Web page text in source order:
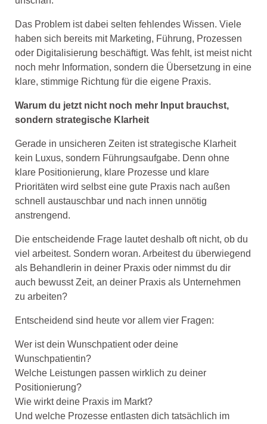
Das Problem ist dabei selten fehlendes Wissen. Viele
haben sich bereits mit Marketing, Führung, Prozessen
oder Digitalisierung beschäftigt. Was fehlt, ist meist nicht
noch mehr Information, sondern die Übersetzung in eine
klare, stimmige Richtung für die eigene Praxis.
Warum du jetzt nicht noch mehr Input brauchst,
sondern strategische Klarheit
Gerade in unsicheren Zeiten ist strategische Klarheit
kein Luxus, sondern Führungsaufgabe. Denn ohne
klare Positionierung, klare Prozesse und klare
Prioritäten wird selbst eine gute Praxis nach außen
schnell austauschbar und nach innen unnötig
anstrengend.
Die entscheidende Frage lautet deshalb oft nicht, ob du
viel arbeitest. Sondern woran. Arbeitest du überwiegend
als Behandlerin in deiner Praxis oder nimmst du dir
auch bewusst Zeit, an deiner Praxis als Unternehmen
zu arbeiten?
Entscheidend sind heute vor allem vier Fragen:
Wer ist dein Wunschpatient oder deine
Wunschpatientin?
Welche Leistungen passen wirklich zu deiner
Positionierung?
Wie wirkt deine Praxis im Markt?
Und welche Prozesse entlasten dich tatsächlich im